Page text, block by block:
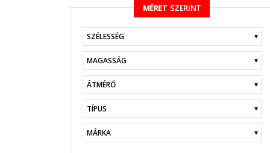
MÉRET SZERINT